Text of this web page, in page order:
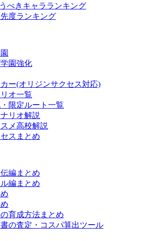
べきキャラランキング
度ランキング
園強化
ー(オリジンサクセス対応)
オ一覧
限定ルート一覧
リオ解説
メ高校解説
スまとめ
編まとめ
編まとめ
育成方法まとめ
の査定・コスパ算出ツール